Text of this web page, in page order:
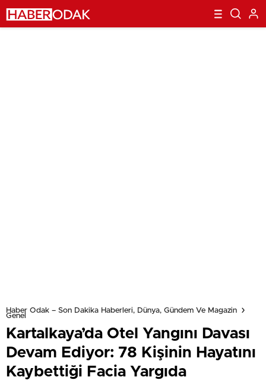
Haber Odak – Son Dakika Haberleri, Dünya, Gündem Ve Magazin
Genel
Kartalkaya’da Otel Yangını Davası
Devam Ediyor: 78 Kişinin Hayatını
Kaybettiği Facia Yargıda